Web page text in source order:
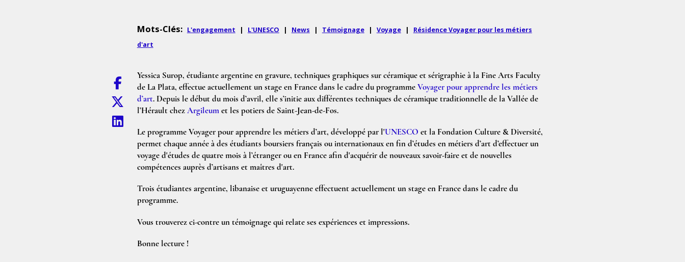
Mots-Clés: L'engagement | L'UNESCO | News | Témoignage | Voyage |
Résidence Voyager pour les métiers
d'art
Yessica Surop, étudiante argentine en gravure, techniques graphiques sur céramique et sérigraphie à la Fine Arts Faculty
de La Plata, effectue actuellement un stage en France dans le cadre du programme Voyager pour apprendre les métiers
d’art. Depuis le début du mois d’avril, elle s’initie aux différentes techniques de céramique traditionnelle de la Vallée de
l’Hérault chez Argileumet les potiers de Saint-Jean-de-Fos.
Le programme Voyager pour apprendre les métiers d’art, développé par l'UNESCO et la Fondation Culture & Diversité,
permet chaque année à des étudiants boursiers français ou internationaux en fin d’études en métiers d’art d’effectuer un
voyage d'études de quatre mois à l’étranger ou en France afin d'acquérir de nouveaux savoir-faire et de nouvelles
compétences auprès d’artisans et maîtres d'art.
Trois étudiantes argentine, libanaise et uruguayenne effectuent actuellement un stage en France dans le cadre du
programme.
Vous trouverez ci-contre un témoignage qui relate ses expériences et impressions.
Bonne lecture !